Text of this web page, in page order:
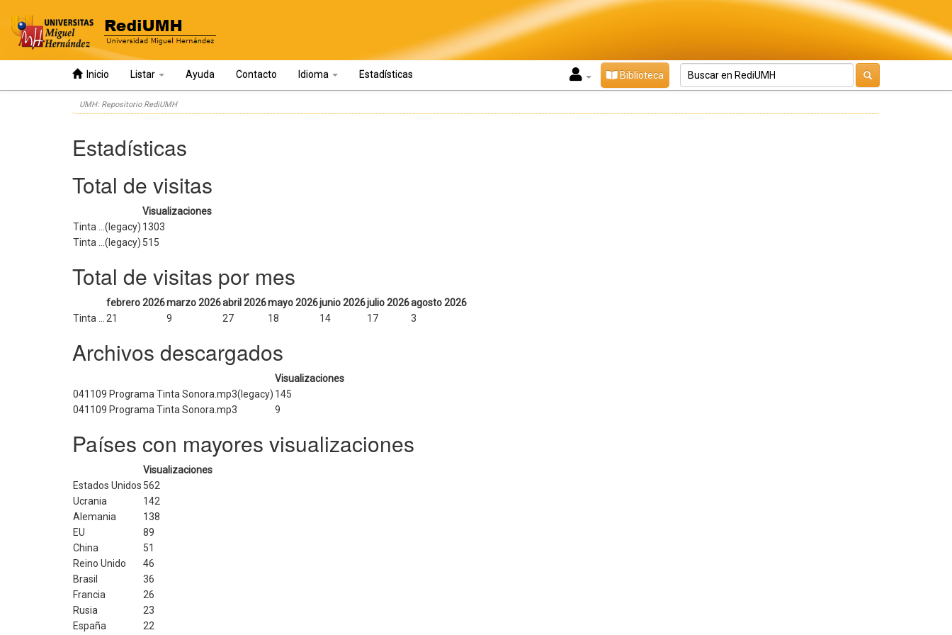
Inicio Listar Ayuda Contacto Idioma Estadísticas Biblioteca
UMH: Repositorio RediUMH
Estadísticas
Total de visitas
Visualizaciones
Tinta ...(legacy) 1303
Tinta ...(legacy) 515
Total de visitas por mes
febrero 2026marzo 2026abril 2026mayo 2026junio 2026julio 2026agosto 2026
Tinta ...
21 9 27 18 14 17 3
Archivos descargados
Visualizaciones
041109 Programa Tinta Sonora.mp3(legacy) 145
041109 Programa Tinta Sonora.mp3
9
Países con mayores visualizaciones
Visualizaciones
Estados Unidos 562
Ucrania
142
Alemania
138
EU
89
China
51
Reino Unido
46
Brasil
36
Francia
26
Rusia
23
España
22